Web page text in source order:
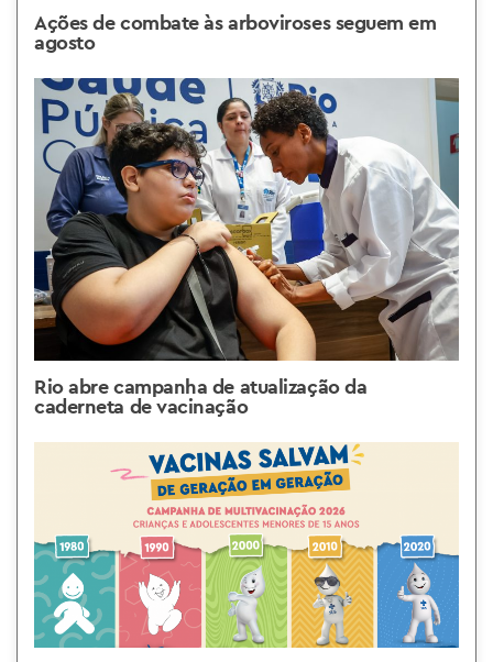
Ações de combate às arboviroses seguem em
agosto
Rio abre campanha de atualização da
caderneta de vacinação